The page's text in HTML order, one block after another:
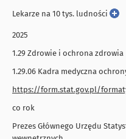
Lekarze na 10 tys. ludności
2025
1.29 Zdrowie i ochrona zdrowia
1.29.06 Kadra medyczna
https://form.stat.gov.pl/
co rok
Prezes Głównego Urzędu